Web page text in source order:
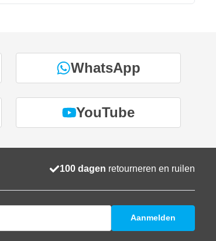
WhatsApp
YouTube
100 dagen retourneren en ruilen
Aanmelden